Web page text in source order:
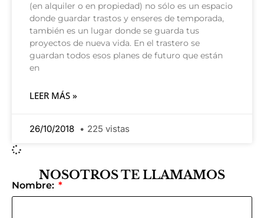
(en alquiler o en propiedad) no sólo es un espacio
donde guardar trastos y enseres de temporada,
también es un lugar donde se guarda tus
proyectos de nueva vida. En el trastero se
guardan todos esos planes de futuro que están
en
LEER MÁS »
26/10/2018 225 vistas
NOSOTROS TE LLAMAMOS
Nombre: